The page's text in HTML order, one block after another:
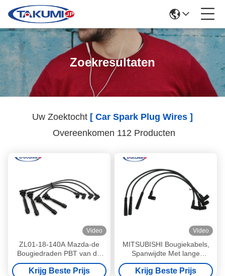
Zoekresultaten
Uw Zoektocht [ Car Spark Plug Wires ]
Overeenkomen 112 Producten
Video
ZL01-18-140A Mazda-de
Bougiedraden PBT van de
Afschaffingskern 12
Maanden Garantie
Krijg Beste Prijs
Video
MITSUBISHI Bougiekabels,
Spanwijdte Met lange
levensuur de Op hoge
temperatuur van
Krijg Beste Prijs